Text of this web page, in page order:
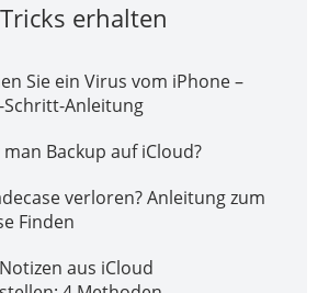
Tricks erhalten
Sie ein Virus vom iPhone –
Anleitung
Backup auf iCloud?
verloren? Anleitung zum
Finden
aus iCloud